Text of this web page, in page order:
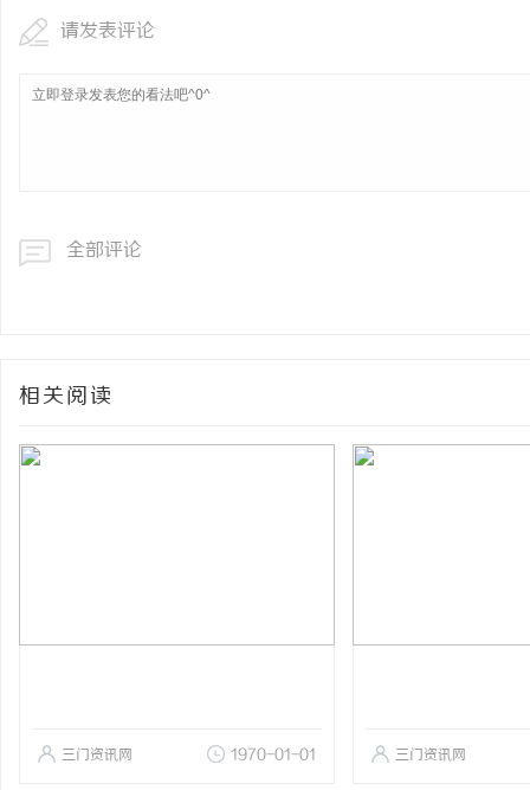
请发表评论
全部评论
相关阅读
三门资讯网 1970-01-01 三门资讯网